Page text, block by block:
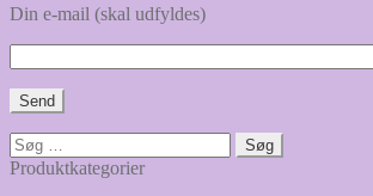
Din e-mail (skal udfyldes)
Søg
efter:
Produktkategorier